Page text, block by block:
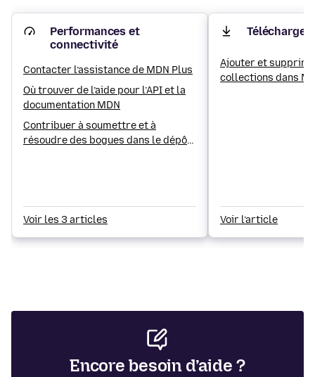
Performances et
connectivité
Contacter l’assistance de MDN Plus
Où trouver de l’aide pour l’API et la
documentation MDN
Contribuer à soumettre et à
résoudre des bogues dans le dépôt
Voir les 3 articles
Ajouter et
collections dans
Voir l’article
Encore besoin d’aide ?